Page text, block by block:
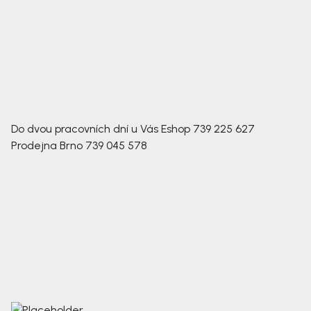
Do dvou pracovních dní u Vás Eshop 739 225 627
Prodejna Brno 739 045 578